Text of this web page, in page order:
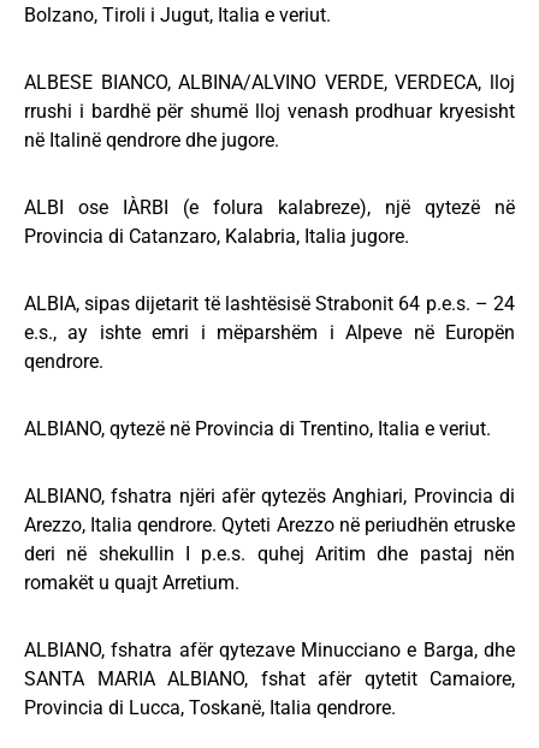
Bolzano, Tiroli i Jugut, Italia e veriut.
ALBESE BIANCO, ALBINA/ALVINO VERDE, VERDECA, lloj
rrushi i bardhë për shumë lloj venash prodhuar kryesisht
në Italinë qendrore dhe jugore.
ALBI ose IÀRBI (e folura kalabreze), një qytezë në
Provincia di Catanzaro, Kalabria, Italia jugore.
ALBIA, sipas dijetarit të lashtësisë Strabonit 64 p.e.s. – 24
e.s., ay ishte emri i mëparshëm i Alpeve në Europën
qendrore.
ALBIANO, qytezë në Provincia di Trentino, Italia e veriut.
ALBIANO, fshatra njëri afër qytezës Anghiari, Provincia di
Arezzo, Italia qendrore. Qyteti Arezzo në periudhën etruske
deri në shekullin I p.e.s. quhej Aritim dhe pastaj nën
romakët u quajt Arretium.
ALBIANO, fshatra afër qytezave Minucciano e Barga, dhe
SANTA MARIA ALBIANO, fshat afër qytetit Camaiore,
Provincia di Lucca, Toskanë, Italia qendrore.